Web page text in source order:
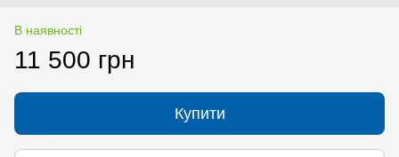
В наявності
11 500 грн
Купити